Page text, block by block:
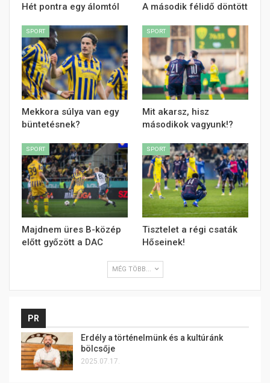
Hét pontra egy álomtól A második félidő döntött
SPORT
Mekkora súlya van egy
büntetésnek?
SPORT
Mit akarsz, hisz
másodikok vagyunk!?
SPORT
Majdnem üres B-közép
előtt győzött a DAC
SPORT
Tisztelet a régi csaták
Hőseinek!
MÉG TÖBB...
PR
Erdély a történelmünk és a kultúránk
bölcsője
2025.07.17.